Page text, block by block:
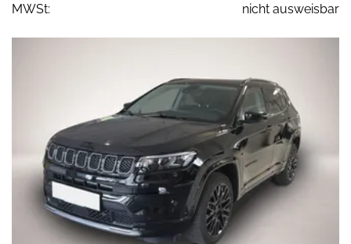
MWSt:
nicht ausweisbar